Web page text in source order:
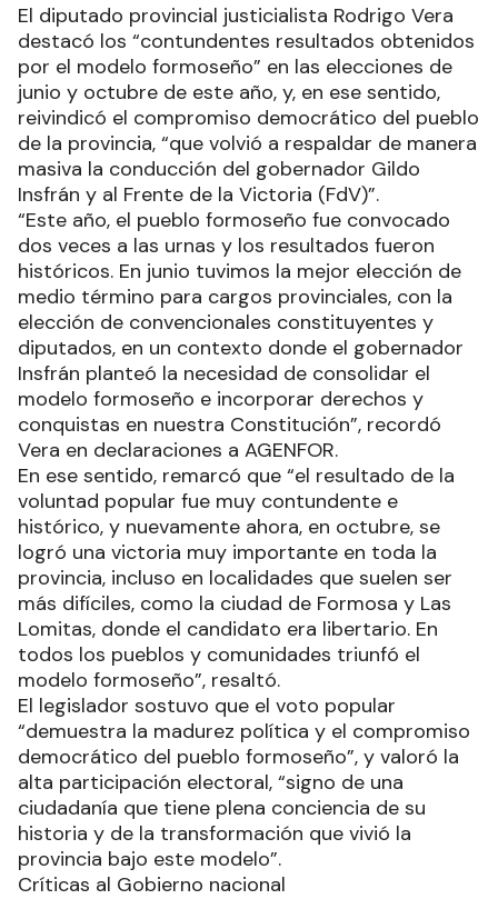
El diputado provincial justicialista Rodrigo Vera
destacó los “contundentes resultados obtenidos
por el modelo formoseño” en las elecciones de
junio y octubre de este año, y, en ese sentido,
reivindicó el compromiso democrático del pueblo
de la provincia, “que volvió a respaldar de manera
masiva la conducción del gobernador Gildo
Insfrán y al Frente de la Victoria (FdV)”.
“Este año, el pueblo formoseño fue convocado
dos veces a las urnas y los resultados fueron
históricos. En junio tuvimos la mejor elección de
medio término para cargos provinciales, con la
elección de convencionales constituyentes y
diputados, en un contexto donde el gobernador
Insfrán planteó la necesidad de consolidar el
modelo formoseño e incorporar derechos y
conquistas en nuestra Constitución”, recordó
Vera en declaraciones a AGENFOR.
En ese sentido, remarcó que “el resultado de la
voluntad popular fue muy contundente e
histórico, y nuevamente ahora, en octubre, se
logró una victoria muy importante en toda la
provincia, incluso en localidades que suelen ser
más difíciles, como la ciudad de Formosa y Las
Lomitas, donde el candidato era libertario. En
todos los pueblos y comunidades triunfó el
modelo formoseño”, resaltó.
El legislador sostuvo que el voto popular
“demuestra la madurez política y el compromiso
democrático del pueblo formoseño”, y valoró la
alta participación electoral, “signo de una
ciudadanía que tiene plena conciencia de su
historia y de la transformación que vivió la
provincia bajo este modelo”.
Críticas al Gobierno nacional